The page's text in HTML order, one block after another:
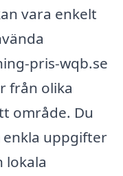
vara enkelt
pris-wqb.se
från olika
område. Du
enkla uppgifter
lokala